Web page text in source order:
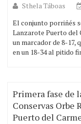
Sthela Táboas
El conjunto porriñés
Lanzarote Puerto del
un marcador de 8-17,
en un 18-34 al pitido
Primera fase de
Conservas Orbe
Puerto del